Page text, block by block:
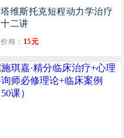
塔维斯托克短程动力学治疗
十二讲
价格： 15元